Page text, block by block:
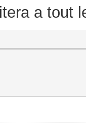
a tout